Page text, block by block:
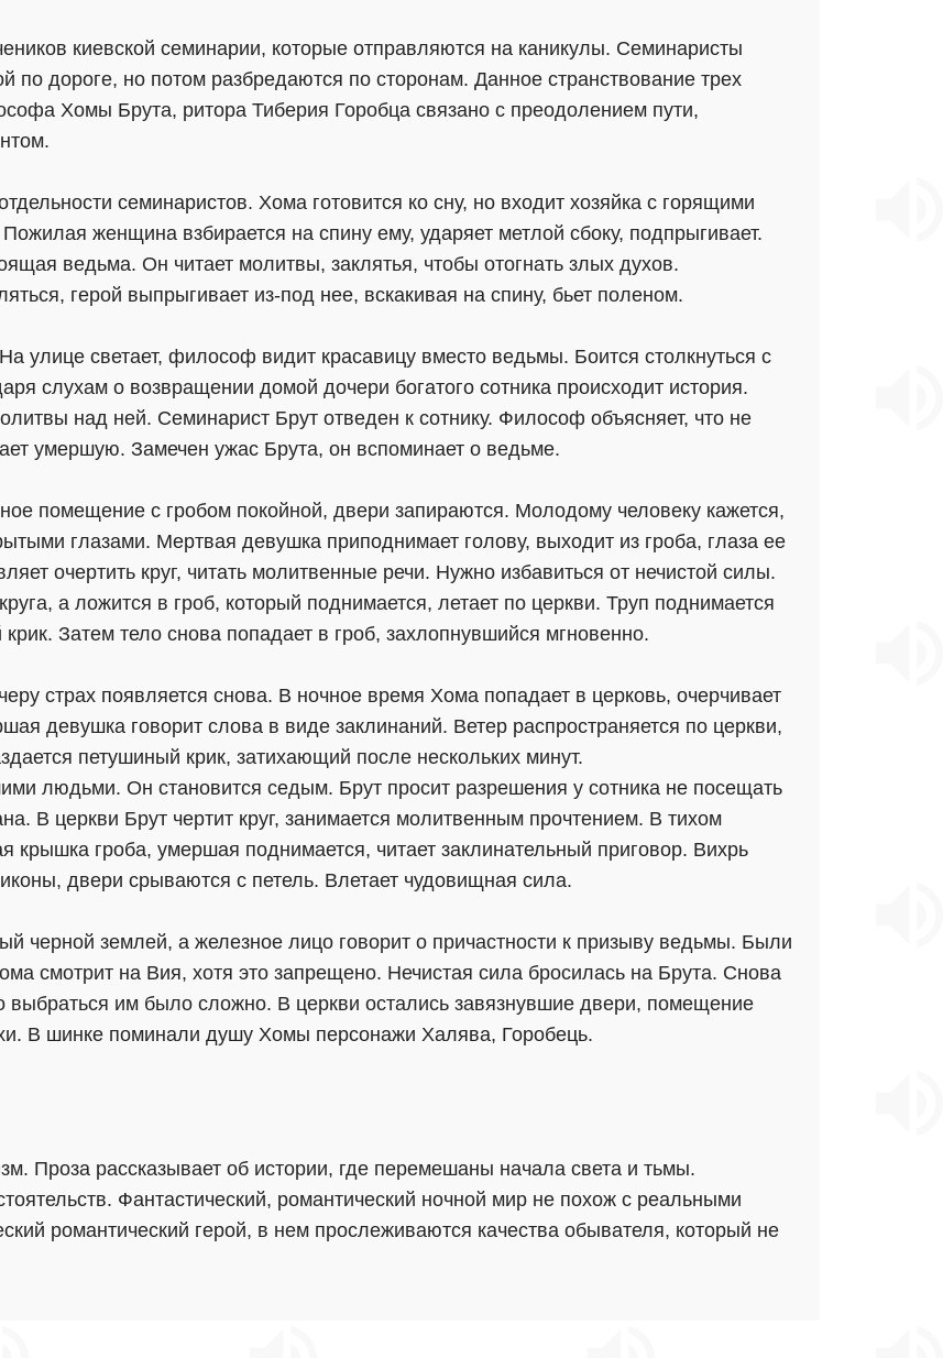
киевской семинарии, которые отправляются на каникулы. Семинаристы
по дороге, но потом разбредаются по сторонам. Данное странствование трех
Хомы Брута, ритора Тиберия Горобца связано с преодолением пути,
семинаристов. Хома готовится ко сну, но входит хозяйка с горящими
женщина взбирается на спину ему, ударяет метлой сбоку, подпрыгивает.
ведьма. Он читает молитвы, заклятья, чтобы отогнать злых духов.
герой выпрыгивает из-под нее, вскакивая на спину, бьет поленом.
улице светает, философ видит красавицу вместо ведьмы. Боится столкнуться с
слухам о возвращении домой дочери богатого сотника происходит история.
над ней. Семинарист Брут отведен к сотнику. Философ объясняет, что не
умершую. Замечен ужас Брута, он вспоминает о ведьме.
помещение с гробом покойной, двери запираются. Молодому человеку кажется,
глазами. Мертвая девушка приподнимает голову, выходит из гроба, глаза ее
очертить круг, читать молитвенные речи. Нужно избавиться от нечистой силы.
а ложится в гроб, который поднимается, летает по церкви. Труп поднимается
Затем тело снова попадает в гроб, захлопнувшийся мгновенно.
страх появляется снова. В ночное время Хома попадает в церковь, очерчивает
девушка говорит слова в виде заклинаний. Ветер распространяется по церкви,
петушиный крик, затихающий после нескольких минут.
людьми. Он становится седым. Брут просит разрешения у сотника не посещать
В церкви Брут чертит круг, занимается молитвенным прочтением. В тихом
крышка гроба, умершая поднимается, читает заклинательный приговор. Вихрь
двери срываются с петель. Влетает чудовищная сила.
черной землей, а железное лицо говорит о причастности к призыву ведьмы. Были
смотрит на Вия, хотя это запрещено. Нечистая сила бросилась на Брута. Снова
выбраться им было сложно. В церкви остались завязнувшие двери, помещение
В шинке поминали душу Хомы персонажи Халява, Горобець.
Проза рассказывает об истории, где перемешаны начала света и тьмы.
Фантастический, романтический ночной мир не похож с реальными
романтический герой, в нем прослеживаются качества обывателя, который не